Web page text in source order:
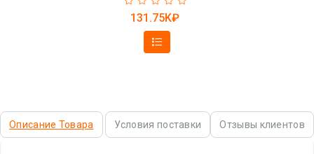
131.75K₽
Описание Товара Условия поставки Отзывы клиентов